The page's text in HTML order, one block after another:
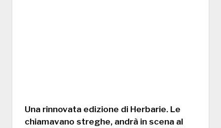
Una rinnovata edizione di Herbarie. Le
chiamavano streghe, andrà in scena al